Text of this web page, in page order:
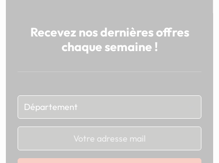
Recevez nos dernières offres
chaque semaine !
Chargement...